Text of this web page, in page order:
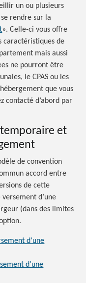
un ou plusieurs
rendre sur la
». Celle-ci vous offre
caractéristiques de
mais aussi
ne pourront être
le CPAS ou les
que vous
contacté d’abord par
et
de convention
accord entre
de cette
d’une
(dans des limites
d’une
d’une